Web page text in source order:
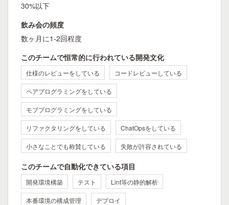
30%以下
飲み会の頻度
数ヶ月に1-2回程度
このチームで恒常的に行われている開発文化
仕様のレビューをしている コードレビューしている
ペアプログラミングをしている
モブプログラミングをしている
リファクタリングをしている ChatOpsをしている
小さなことでも称賛している 失敗が許容されている
このチームで自動化できている項目
開発環境構築 テスト Lint等の静的解析
本番環境の構成管理 デプロイ